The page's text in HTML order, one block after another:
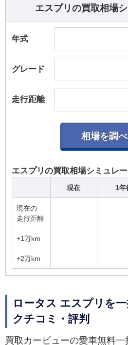
エスプリの買取相場
年式
グレード
走行距離
エスプリの買取相場シミュレ
現在 1年
現在の
走行距離
+1万km
+2万km
ロータス エスプリを
クチコミ・評判
買取カービューの愛車無料